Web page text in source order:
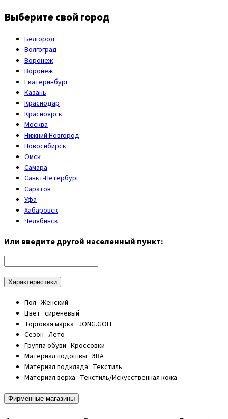
Выберите свой город
Белгород
Волгоград
Воронеж
Воронеж
Екатеринбург
Казань
Краснодар
Красноярск
Москва
Нижний Новгород
Новосибирск
Омск
Самара
Санкт-Петербург
Саратов
Уфа
Хабаровск
Челябинск
Или введите другой населенный пункт:
Характеристики
Пол Женский
Цвет сиреневый
Торговая марка JONG.GOLF
Сезон Лето
Группа обуви Кроссовки
Материал подошвы ЭВА
Материал подклада Текстиль
Материал верха Текстиль/Искусственная кожа
Фирменные магазины